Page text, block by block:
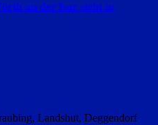
an der Isar steht in
Landshut, Deggendorf